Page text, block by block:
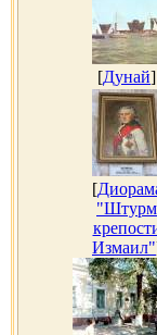
[Дунай]
[
"Штурм
Измаил"